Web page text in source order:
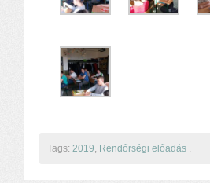
Tags: 2019 Rendőrségi előadás